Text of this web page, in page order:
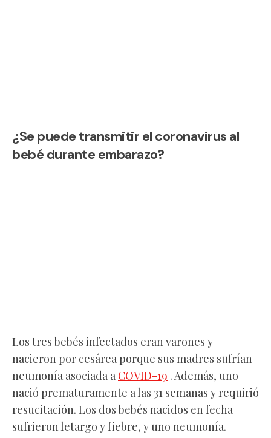
¿Se puede transmitir el coronavirus al
bebé durante embarazo?
Los tres bebés infectados eran varones y
nacieron por cesárea porque sus madres sufrían
neumonía asociada a COVID-19 . Además, uno
nació prematuramente a las 31 semanas y requirió
resucitación. Los dos bebés nacidos en fecha
sufrieron letargo y fiebre, y uno neumonía.